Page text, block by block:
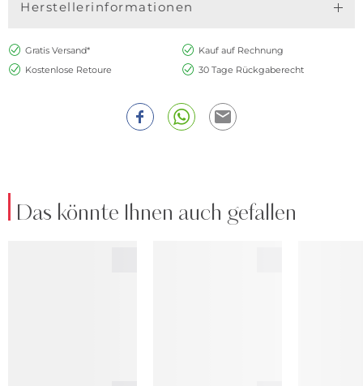
Herstellerinformationen
Gratis Versand*
Kauf auf Rechnung
Kostenlose Retoure
30 Tage Rückgaberecht
Das könnte Ihnen auch gefallen